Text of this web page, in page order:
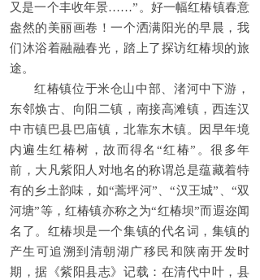
又是一个丰收年景……”。好一幅红椿镇春意
盎然的美丽画卷！一个洒满阳光的早晨，我
们沐浴着融融春光，踏上了探访红椿坝的旅
途。
红椿镇位于米仓山中部、渚河中下游，
东邻焕古、向阳二镇，南接高滩镇，西连汉
中市镇巴县巴庙镇，北靠东木镇。因早年境
内遍生红椿树，故而得名“红椿”。很多年
前，大凡紫阳人对地名的称谓总是蕴藏着特
有的乡土韵味，如“蒿坪河”、“汉王城”、“双
河塘”等，红椿镇亦称之为“红椿坝”而遐迩闻
名了。红椿坝是一个集镇的代名词，集镇的
产生可追溯到清朝湖广移民和陕南开发时
期，据《紫阳县志》记载：在清代中叶，县